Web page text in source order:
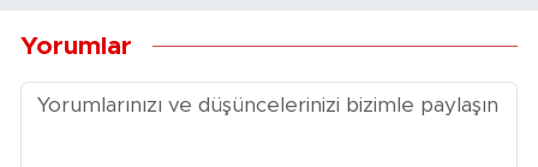
Yorumlar